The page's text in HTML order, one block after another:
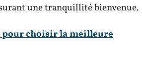
une tranquillité bienvenue.
pour choisir la meilleure